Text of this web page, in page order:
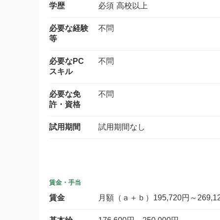
学歴 必須 高校以上
必要な経験
等
不問
必要なPC
スキル
不問
必要な免
許・資格
不問
試用期間 試用期間なし
賃金・手当
賃金 月額（ａ＋ｂ）195,720円～